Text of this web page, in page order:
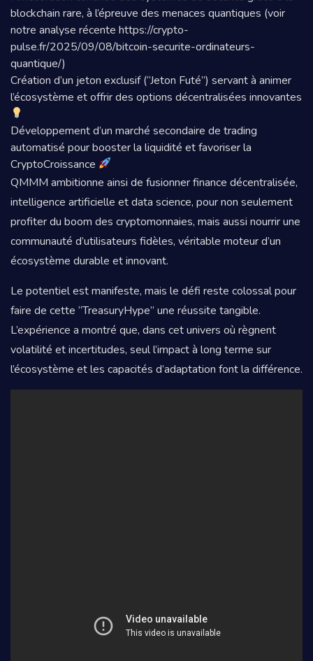
blockchain rare, à l’épreuve des menaces quantiques (voir
notre analyse récente https://crypto-
pulse.fr/2025/09/08/bitcoin-securite-ordinateurs-
quantique/)
Création d’un jeton exclusif (“Jeton Futé”) servant à animer
l’écosystème et offrir des options décentralisées innovantes
Développement d’un marché secondaire de trading
automatisé pour booster la liquidité et favoriser la
CryptoCroissance
QMMM ambitionne ainsi de fusionner finance décentralisée,
intelligence artificielle et data science, pour non seulement
profiter du boom des cryptomonnaies, mais aussi nourrir une
communauté d’utilisateurs fidèles, véritable moteur d’un
écosystème durable et innovant.
Le potentiel est manifeste, mais le défi reste colossal pour
faire de cette “TreasuryHype” une réussite tangible.
L’expérience a montré que, dans cet univers où règnent
volatilité et incertitudes, seul l’impact à long terme sur
l’écosystème et les capacités d’adaptation font la différence.